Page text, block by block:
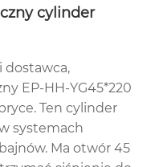
cylinder
dostawca,
EP-HH-YG45*220
Ten cylinder
systemach
Ma otwór 45